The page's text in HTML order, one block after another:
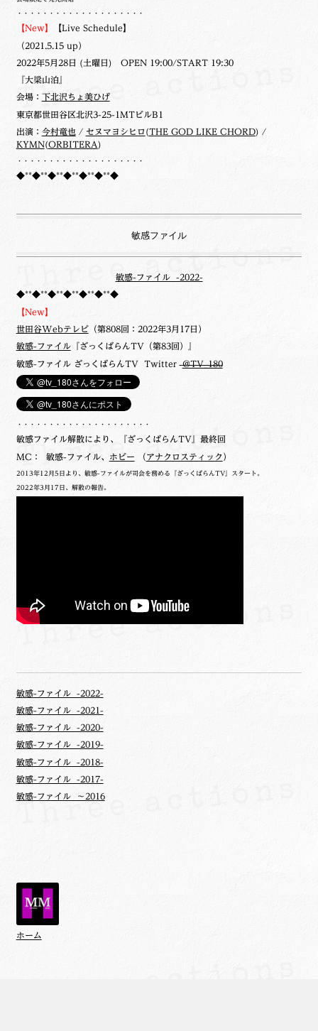
・・・・・・・・・・・・・・・・・・・・
【New】 【Live Schedule】
（2021.5.15 up）
2022年5月28日 (土曜日) OPEN 19:00/START 19:30
『大梁山泊』
会場： 下北沢ちょ美ひげ
東京都世田谷区北沢3-25-1MTビルB1
出演： 今村竜也 / セヌマヨシヒロ (THE GOD LIKE CHORD) /
KYMN(ORBITERA)
・・・・・・・・・・・・・・・・・・・・
◆**◆**◆**◆**◆**◆**◆
敏感ファイル
敏感-ファイル -2022-
◆**◆**◆**◆**◆**◆**◆
【New】
世田谷Webテレビ（第808回：2022年3月17日）
敏感-ファイル『ざっくばらんTV（第83回）』
敏感-ファイル ざっくばらんTV Twitter @TV_180
・・・・・・・・・・・・・・・・・・・・・
敏感ファイル解散により、『ざっくばらんTV』最終回
MC： 敏感-ファイル、 ホビー （ アナクロスティック ）
2013年12月5日より、敏感-ファイルが司会を務める『ざっくばらんTV』スタート。
2022年3月17日、解散の報告。
敏感-ファイル -2022-
敏感-ファイル -2021-
敏感-ファイル -2020-
敏感-ファイル -2019-
敏感-ファイル -2018-
敏感-ファイル -2017-
敏感-ファイル ～2016
ホーム